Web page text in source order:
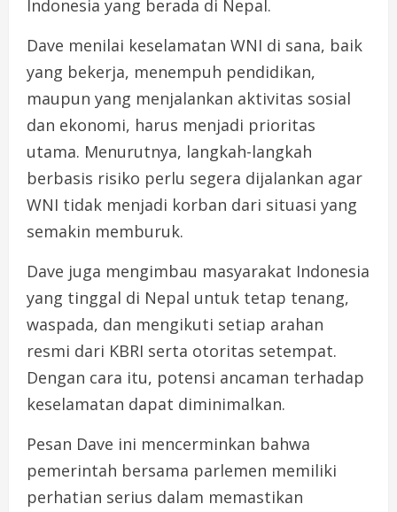
Indonesia yang berada di Nepal.
Dave menilai keselamatan WNI di sana, baik
yang bekerja, menempuh pendidikan,
maupun yang menjalankan aktivitas sosial
dan ekonomi, harus menjadi prioritas
utama. Menurutnya, langkah-langkah
berbasis risiko perlu segera dijalankan agar
WNI tidak menjadi korban dari situasi yang
semakin memburuk.
Dave juga mengimbau masyarakat Indonesia
yang tinggal di Nepal untuk tetap tenang,
waspada, dan mengikuti setiap arahan
resmi dari KBRI serta otoritas setempat.
Dengan cara itu, potensi ancaman terhadap
keselamatan dapat diminimalkan.
Pesan Dave ini mencerminkan bahwa
pemerintah bersama parlemen memiliki
perhatian serius dalam memastikan